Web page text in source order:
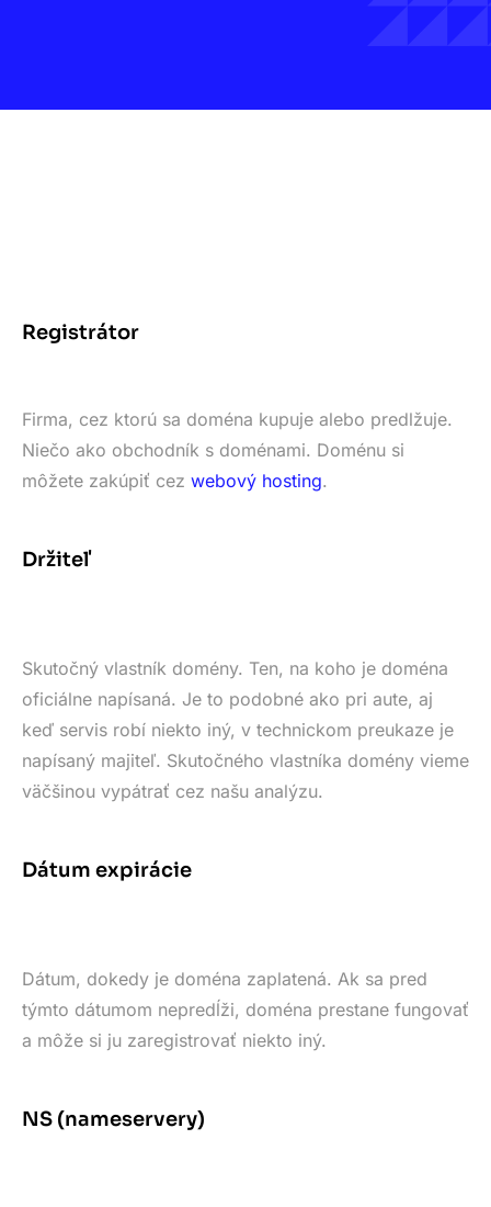
Registrátor
Firma, cez ktorú sa doména kupuje alebo predlžuje.
Niečo ako obchodník s doménami. Doménu si
môžete zakúpiť cez webový hosting.
Držiteľ
Skutočný vlastník domény. Ten, na koho je doména
oficiálne napísaná. Je to podobné ako pri aute, aj
keď servis robí niekto iný, v technickom preukaze je
napísaný majiteľ. Skutočného vlastníka domény vieme
väčšinou vypátrať cez našu analýzu.
Dátum expirácie
Dátum, dokedy je doména zaplatená. Ak sa pred
týmto dátumom nepredĺži, doména prestane fungovať
a môže si ju zaregistrovať niekto iný.
NS (nameservery)